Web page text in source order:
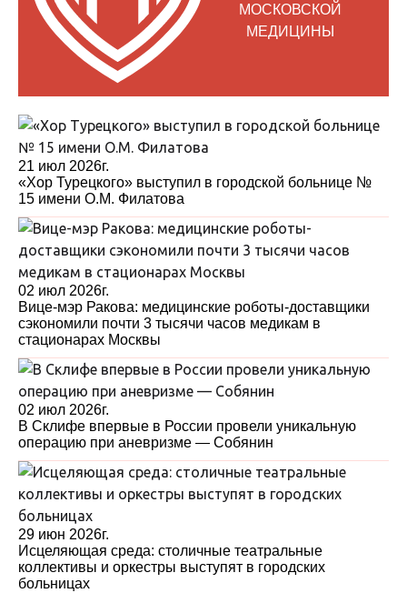
МОСКОВСКОЙ
МЕДИЦИНЫ
21 июл 2026г.
«Хор Турецкого» выступил в городской больнице №
15 имени О.М. Филатова
02 июл 2026г.
Вице-мэр Ракова: медицинские роботы-доставщики
сэкономили почти 3 тысячи часов медикам в
стационарах Москвы
02 июл 2026г.
В Склифе впервые в России провели уникальную
операцию при аневризме — Собянин
29 июн 2026г.
Исцеляющая среда: столичные театральные
коллективы и оркестры выступят в городских
больницах